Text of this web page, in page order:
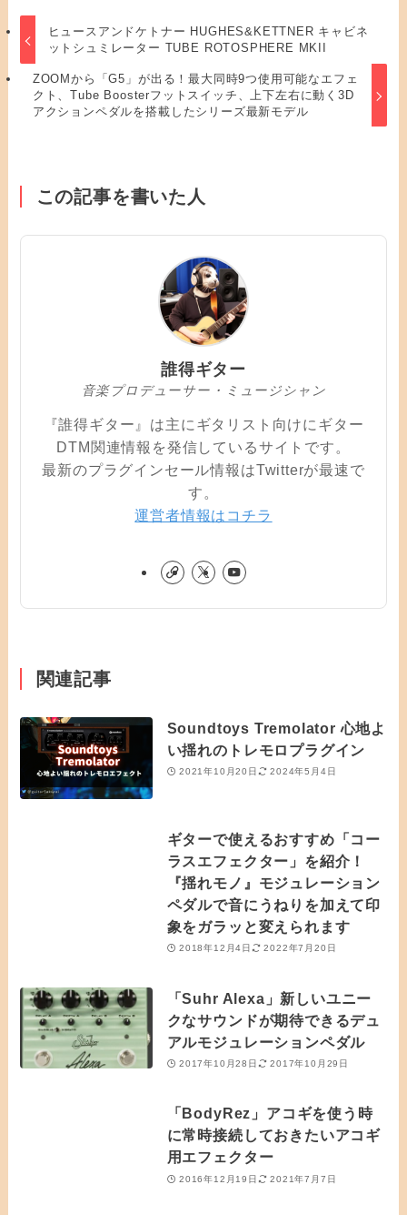
ヒュースアンドケトナー HUGHES&KETTNER キャビネ
ットシュミレーター TUBE ROTOSPHERE MKII
ZOOMから「G5」が出る！最大同時9つ使用可能なエフェ
クト、Tube Boosterフットスイッチ、上下左右に動く3D
アクションペダルを搭載したシリーズ最新モデル
この記事を書いた人
誰得ギター
音楽プロデューサー・ミュージシャン
『誰得ギター』は主にギタリスト向けにギター
DTM関連情報を発信しているサイトです。
最新のプラグインセール情報はTwitterが最速で
す。
運営者情報はコチラ
関連記事
Soundtoys Tremolator 心地よ
い揺れのトレモロプラグイン
2021年10月20日 2024年5月4日
ギターで使えるおすすめ「コー
ラスエフェクター」を紹介！
『揺れモノ』モジュレーション
ペダルで音にうねりを加えて印
象をガラッと変えられます
2018年12月4日 2022年7月20日
「Suhr Alexa」新しいユニー
クなサウンドが期待できるデュ
アルモジュレーションペダル
2017年10月28日 2017年10月29日
「BodyRez」アコギを使う時
に常時接続しておきたいアコギ
用エフェクター
2016年12月19日 2021年7月7日